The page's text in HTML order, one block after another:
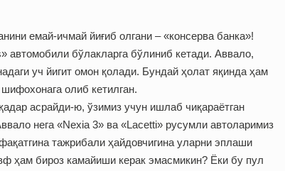
емай-ичмай йиғиб олгани – «консерва банка»!
автомобили бўлакларга бўлиниб кетади. Аввало,
уч йигит омон қолади. Бундай ҳолат яқинда ҳам
олиб кетилган.
асрайди-ю, ўзимиз учун ишлаб чиқараётган
нега «Nexia 3» ва «Lacetti» русумли автоларимиз
тажрибали ҳайдовчигина уларни эплаши
ҳам бироз камайиши керак эмасмикин? Ёки бу пул